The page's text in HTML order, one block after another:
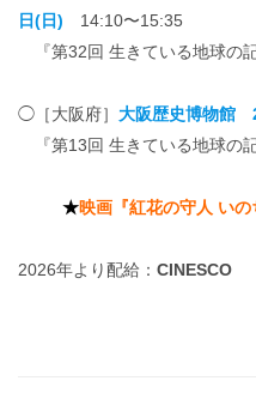
日(日) 14:10〜15:35
『第32回 生きている地球の記
◯［大阪府］ 大阪歴史博物館
『第13回 生きている地球の記
★映画『紅花の守人 い
2026年より配給： CINESCO